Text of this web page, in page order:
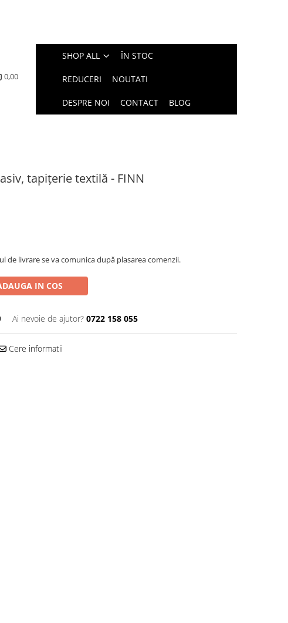
0,00
SHOP ALL ÎN STOC
REDUCERI NOUTATI
DESPRE NOI CONTACT BLOG
tapițerie textilă - FINN
de livrare se va comunica după plasarea comenzii.
IN COS
Ai nevoie de ajutor? 0722 158 055
Cere informatii